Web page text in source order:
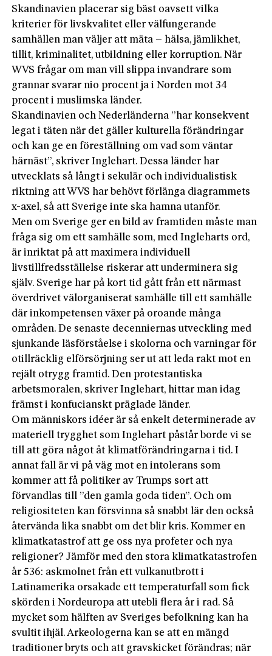
Skandinavien placerar sig bäst oavsett vilka
kriterier för livskvalitet eller välfungerande
samhällen man väljer att mäta – hälsa, jämlikhet,
tillit, kriminalitet, utbildning eller korruption. När
WVS frågar om man vill slippa invandrare som
grannar svarar nio procent ja i Norden mot 34
procent i muslimska länder.
Skandinavien och Nederländerna ”har konsekvent
legat i täten när det gäller kulturella förändringar
och kan ge en föreställning om vad som väntar
härnäst”, skriver Inglehart. Dessa länder har
utvecklats så långt i sekulär och individualistisk
riktning att WVS har behövt förlänga diagrammets
x-axel, så att Sverige inte ska hamna utanför.
Men om Sverige ger en bild av framtiden måste man
fråga sig om ett samhälle som, med Ingleharts ord,
är inriktat på att maximera individuell
livstillfredsställelse riskerar att underminera sig
själv. Sverige har på kort tid gått från ett närmast
överdrivet välorganiserat samhälle till ett samhälle
där inkompetensen växer på oroande många
områden. De senaste decenniernas utveckling med
sjunkande läsförståelse i skolorna och varningar för
otillräcklig elförsörjning ser ut att leda rakt mot en
rejält otrygg framtid. Den protestantiska
arbetsmoralen, skriver Inglehart, hittar man idag
främst i konfucianskt präglade länder.
Om människors idéer är så enkelt determinerade av
materiell trygghet som Inglehart påstår borde vi se
till att göra något åt klimatförändringarna i tid. I
annat fall är vi på väg mot en intolerans som
kommer att få politiker av Trumps sort att
förvandlas till ”den gamla goda tiden”. Och om
religiositeten kan försvinna så snabbt lär den också
återvända lika snabbt om det blir kris. Kommer en
klimatkatastrof att ge oss nya profeter och nya
religioner? Jämför med den stora klimatkatastrofen
år 536: askmolnet från ett vulkanutbrott i
Latinamerika orsakade ett temperaturfall som fick
skörden i Nordeuropa att utebli flera år i rad. Så
mycket som hälften av Sveriges befolkning kan ha
svultit ihjäl. Arkeologerna kan se att en mängd
traditioner bryts och att gravskicket förändras; när